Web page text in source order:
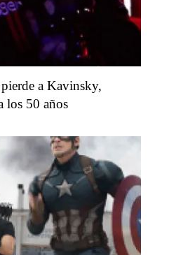
a Kavinsky,
los 50 años